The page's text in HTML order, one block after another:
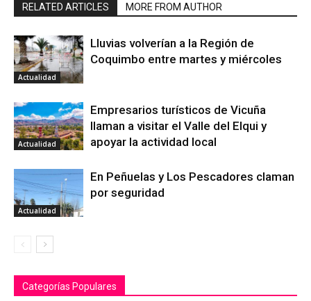
RELATED ARTICLES MORE FROM AUTHOR
Actualidad
Lluvias volverían a la Región de
Coquimbo entre martes y miércoles
Actualidad
Empresarios turísticos de Vicuña
llaman a visitar el Valle del Elqui y
apoyar la actividad local
Actualidad
En Peñuelas y Los Pescadores claman
por seguridad
Categorías Populares